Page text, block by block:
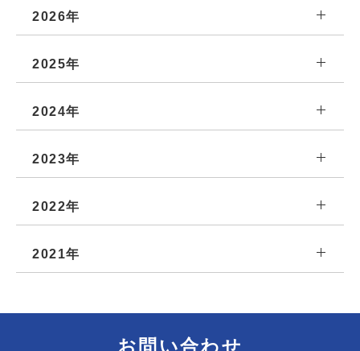
2026年
2025年
2024年
2023年
2022年
2021年
お問い合わせ